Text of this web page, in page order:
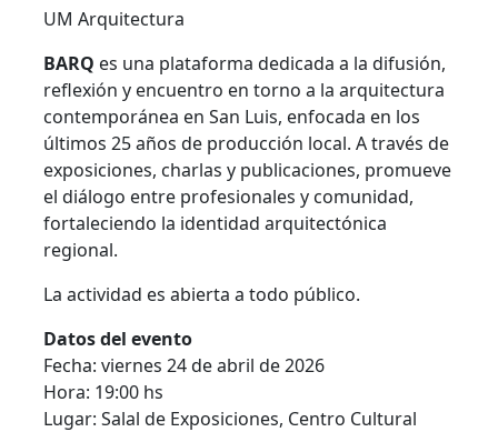
UM Arquitectura
BARQ es una plataforma dedicada a la difusión,
reflexión y encuentro en torno a la arquitectura
contemporánea en San Luis, enfocada en los
últimos 25 años de producción local. A través de
exposiciones, charlas y publicaciones, promueve
el diálogo entre profesionales y comunidad,
fortaleciendo la identidad arquitectónica
regional.
La actividad es abierta a todo público.
Datos del evento
Fecha: viernes 24 de abril de 2026
Hora: 19:00 hs
Lugar: Salal de Exposiciones, Centro Cultural